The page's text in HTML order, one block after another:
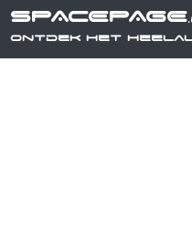
SPACEPAGE
Ontdek het